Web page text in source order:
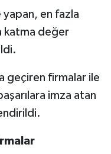
en fazla
katma değer
geçiren firmalar ile
imza atan